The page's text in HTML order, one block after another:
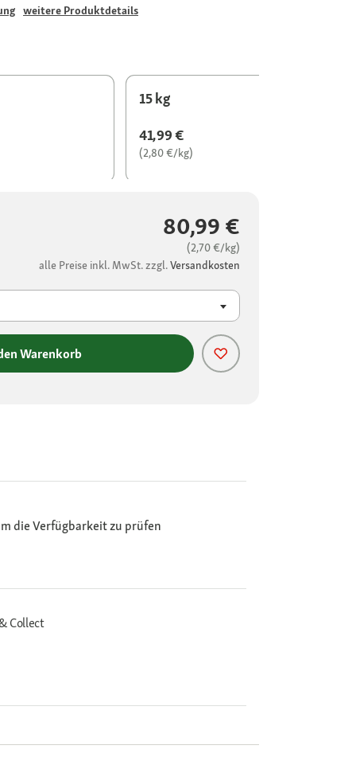
weitere Produktdetails
15 kg
41,99 €
(2,80 €/kg)
80,99 €
(2,70 €/kg)
alle Preise inkl. MwSt. zzgl.Versandkosten
Warenkorb
die Verfügbarkeit zu prüfen
Collect